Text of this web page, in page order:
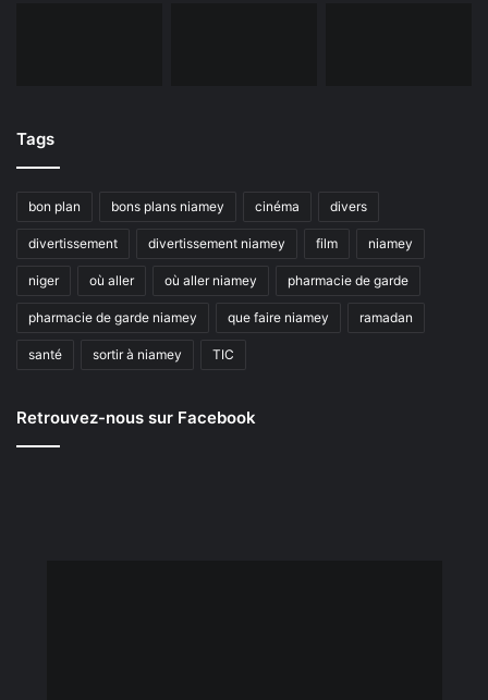
Tags
bon plan bons plans niamey cinéma divers
divertissement divertissement niamey film niamey
niger où aller où aller niamey pharmacie de garde
pharmacie de garde niamey que faire niamey ramadan
santé sortir à niamey TIC
Retrouvez-nous sur Facebook